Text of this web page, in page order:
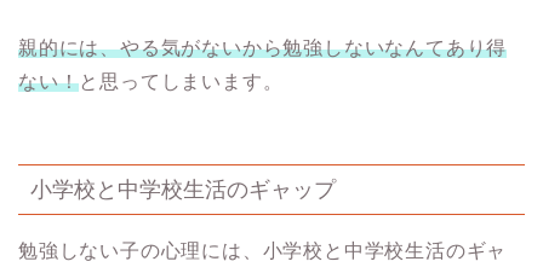
親的には、やる気がないから勉強しないなんてあり得
ない！と思ってしまいます。
小学校と中学校生活のギャップ
勉強しない子の心理には、小学校と中学校生活のギャ